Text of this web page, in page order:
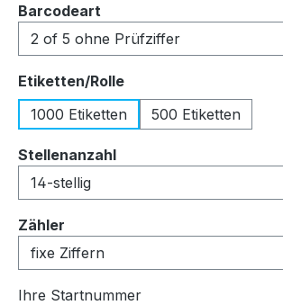
Barcodeart
Etiketten/Rolleauswählen
1000 Etiketten
500 Etiketten
Stellenanzahlauswählen
Zähler
Ihre Startnummer